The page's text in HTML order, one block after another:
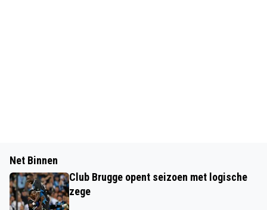
Net Binnen
Club Brugge opent seizoen met logische
zege